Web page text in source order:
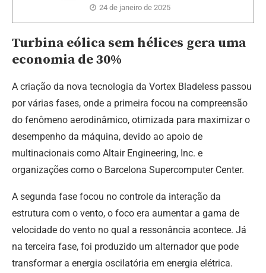
24 de janeiro de 2025
Turbina eólica sem hélices gera uma
economia de 30%
A criação da nova tecnologia da Vortex Bladeless passou
por várias fases, onde a primeira focou na compreensão
do fenômeno aerodinâmico, otimizada para maximizar o
desempenho da máquina, devido ao apoio de
multinacionais como Altair Engineering, Inc. e
organizações como o Barcelona Supercomputer Center.
A segunda fase focou no controle da interação da
estrutura com o vento, o foco era aumentar a gama de
velocidade do vento no qual a ressonância acontece. Já
na terceira fase, foi produzido um alternador que pode
transformar a energia oscilatória em energia elétrica.